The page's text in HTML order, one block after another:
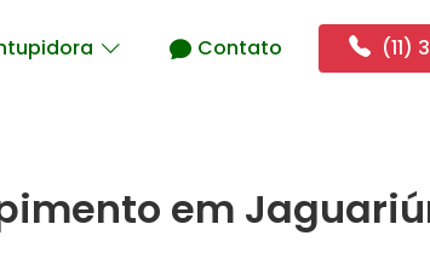
Contato (11)
em